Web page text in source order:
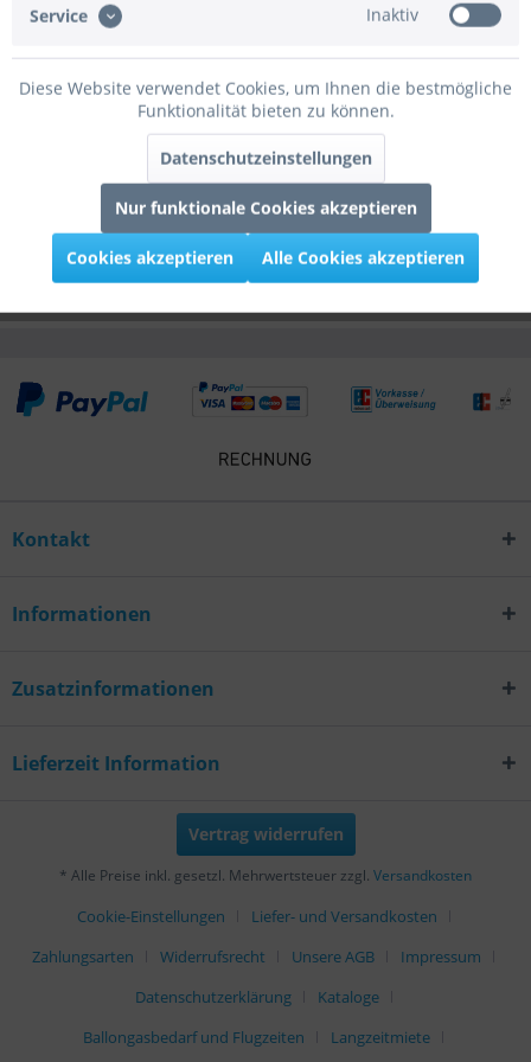
Bewertungen
Bewertungen lesen, schreiben und diskutieren...mehr
Folgende Infos zum Hersteller sind verfübar......
Kunden kauften auch
Kunden haben sich ebenfalls angesehen
Kontakt
Informationen
Zusatzinformationen
Lieferzeit Information
Vertrag widerrufen
* Alle Preise inkl. gesetzl. Mehrwertsteuer zzgl. Versandkosten
Cookie-Einstellungen
Liefer- und Versandkosten
Zahlungsarten
Widerrufsrecht Unsere AGB
Impressum
Datenschutzerklärung
Kataloge
Ballongasbedarf und Flugzeiten
Langzeitmiete
Service Inaktiv
Diese Website verwendet Cookies, um Ihnen die bestmögliche
Funktionalität bieten zu können.
Datenschutzeinstellungen
Nur funktionale Cookies akzeptieren
Cookies akzeptieren Alle Cookies akzeptieren